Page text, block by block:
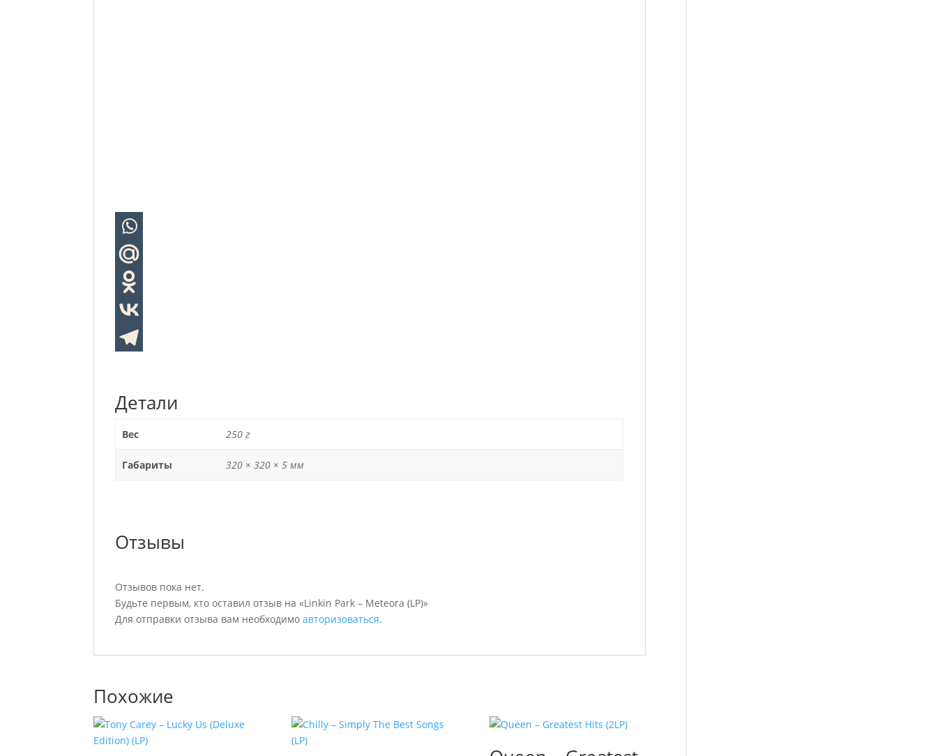
Детали
Вес 250 г
Габариты 320 × 320 × 5 мм
Отзывы
Отзывов пока нет.
Будьте первым, кто оставил отзыв на «Linkin Park – Meteora (LP)»
Для отправки отзыва вам необходимоавторизоваться.
Похожие